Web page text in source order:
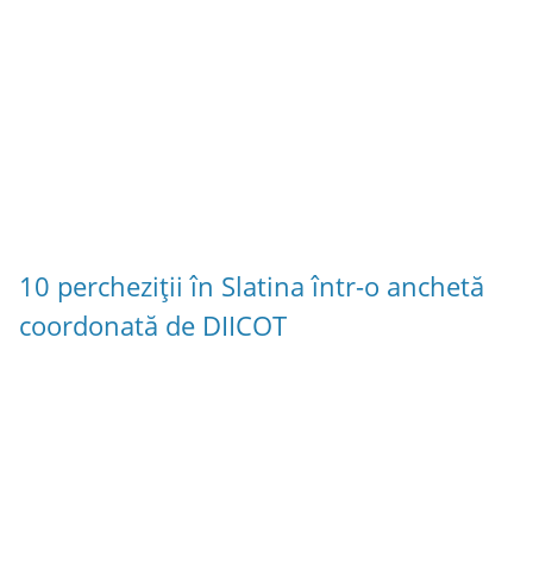
10 percheziții în Slatina într-o anchetă
coordonată de DIICOT